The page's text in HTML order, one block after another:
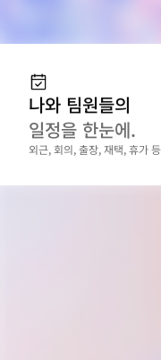
나와 팀원들의
일정을 한눈에.
외근, 회의, 출장, 재택, 휴가